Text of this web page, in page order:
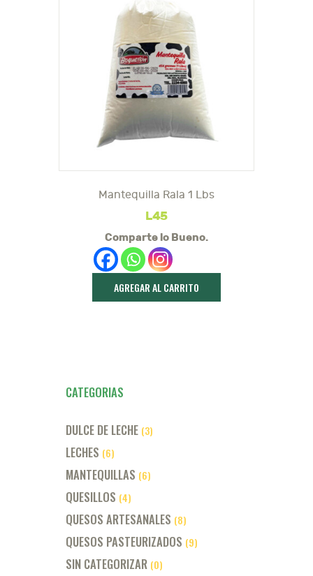
Mantequilla Rala 1 Lbs
L45
Comparte lo Bueno.
AGREGAR AL CARRITO
CATEGORIAS
DULCE DE LECHE (3)
LECHES (6)
MANTEQUILLAS (6)
QUESILLOS (4)
QUESOS ARTESANALES (8)
QUESOS PASTEURIZADOS (9)
SIN CATEGORIZAR (0)